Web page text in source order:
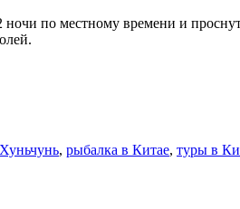
по местному времени и
, рыбалка в Китае, туры в